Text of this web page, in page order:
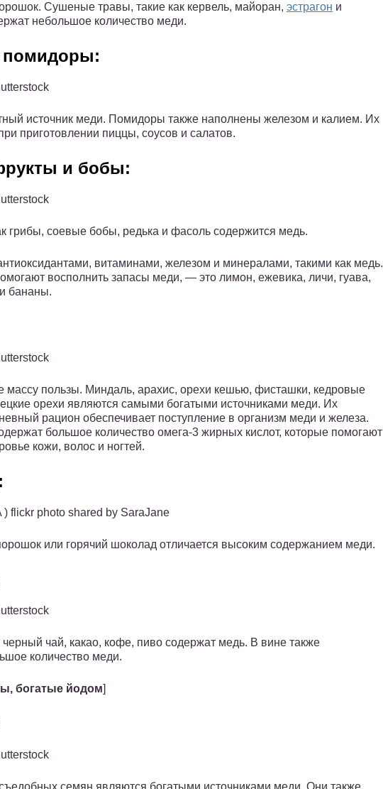
Сушеные травы, такие как кервель, майоран, эстрагон и
небольшое количество меди.
помидоры:
источник меди. Помидоры также наполнены железом и калием. Их
приготовлении пиццы, соусов и салатов.
и бобы:
грибы, соевые бобы, редька и фасоль содержится медь.
витаминами, железом и минералами, такими как медь.
восполнить запасы меди, — это лимон, ежевика, личи, гуава,
бананы.
массу пользы. Миндаль, арахис, орехи кешью, фисташки, кедровые
орехи являются самыми богатыми источниками меди. Их
рацион обеспечивает поступление в организм меди и железа.
большое количество омега-3 жирных кислот, которые помогают
кожи, волос и ногтей.
flickr photo shared by SaraJane
или горячий шоколад отличается высоким содержанием меди.
черный чай, какао, кофе, пиво содержат медь. В вине также
количество меди.
богатые йодом]